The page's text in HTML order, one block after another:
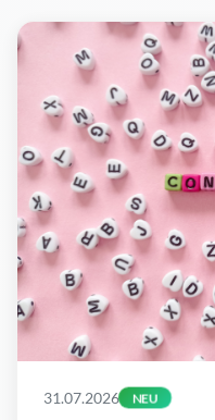
31.07.2026 NEU